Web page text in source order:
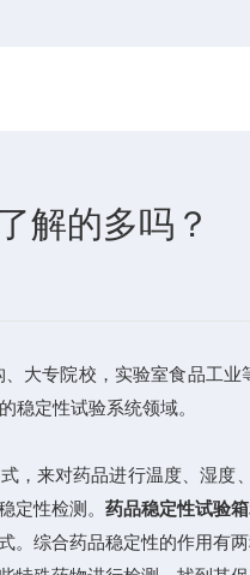
解的多吗？
大专院校，实验室食品工
稳定性试验系统领域。
来对药品进行温度、湿度
定性检测。 药品稳定性试验箱
综合药品稳定性的作用